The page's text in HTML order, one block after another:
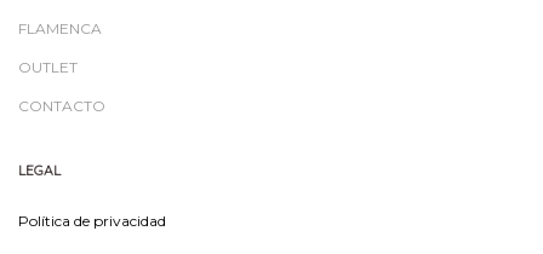
FLAMENCA
OUTLET
CONTACTO
LEGAL
Política de privacidad